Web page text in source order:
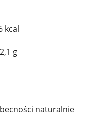
kcal
g
naturalnie